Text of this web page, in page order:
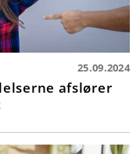
25.09.2024
afslører